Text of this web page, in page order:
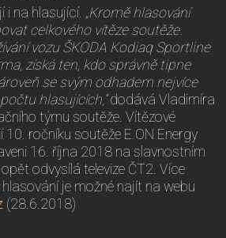
i na hlasující. „Kromě hlasování
celkového vítěze soutěže.
vozu ŠKODA Kodiaq Sportline
získá ten, kdo správně tipne
se svým odhadem nejvíce
hlasujících,“dodává Vladimíra
týmu soutěže. Vítězové
ročníku soutěže E.ON Energy
16. října 2018 na slavnostním
odvysílá televize ČT2. Více
je možné najít na webu
(28.6.2018)